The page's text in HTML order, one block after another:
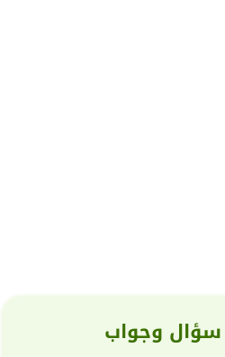
سؤال وجواب